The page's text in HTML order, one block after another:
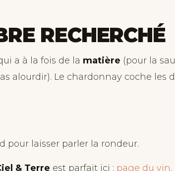
RECHERCHÉ
a à la fois de la matière (pour la
alourdir). Le chardonnay coche les
pour laisser parler la rondeur.
& Terre est parfait ici : page du vin.